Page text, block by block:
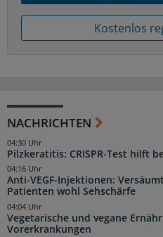
Kostenlos
NACHRICHTEN
Pilzkeratitis: CRISPR-Test hilft
04:30 Uhr
Anti-VEGF-Injektionen:
Patienten wohl Sehschärfe
04:16 Uhr
Vegetarische und vegane
Vorerkrankungen
04:04 Uhr